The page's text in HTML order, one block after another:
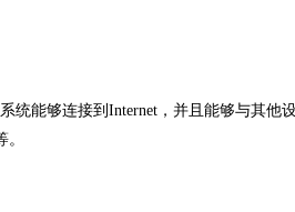
能够连接到Internet，并且能够与其他